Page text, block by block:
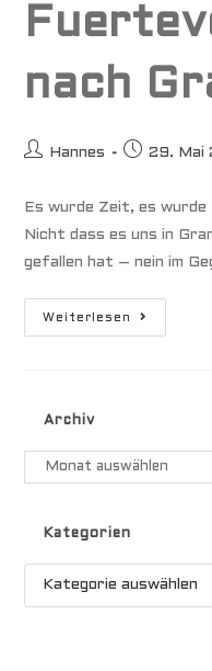
nach
Beitrags-
Hannes
Beitrag
29. Mai
Es wurde Zeit, es wurde
Nicht dass es uns in
gefallen hat – nein im
Weiterlesen
Zeit
Archiv
Archiv
Kategorien
Kategorien